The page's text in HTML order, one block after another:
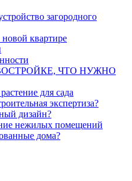
загородного
квартире
ЧТО НУЖНО
для сада
экспертиза?
дизайн?
нежилых помещений
дома?